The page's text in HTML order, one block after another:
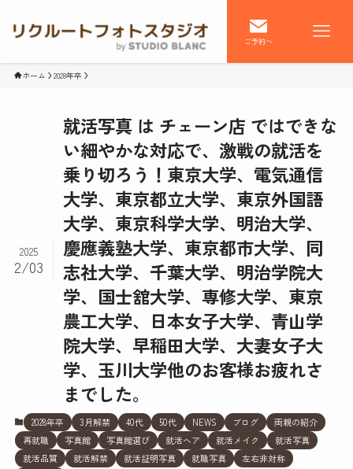
ご予約へ
ホーム 2028年卒
就活写真 は チェーン店 ではできな
い細やかな対応で、激戦の就活を
乗り切ろう！東京大学、電気通信
大学、東京都立大学、東京外国語
大学、東京科学大学、明治大学、
慶應義塾大学、東京都市大学、同
志社大学、千葉大学、明治学院大
学、国士舘大学、専修大学、東京
農工大学、日本女子大学、青山学
院大学、早稲田大学、大妻女子大
学、玉川大学他のお客様お疲れさ
までした。
2025
2/03
2028年卒 3月解禁 40代 50代 NEWS ブログ
両親の紹介
再就職
写真館 写真館選び 就活ヘア 就活メイク
就活写真
就活品質
就活解禁 就活証明写真 就職写真
左右非対称